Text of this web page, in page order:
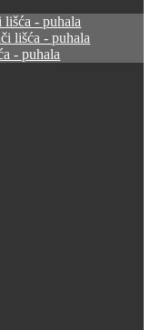
- puhala
lišća - puhala
- puhala